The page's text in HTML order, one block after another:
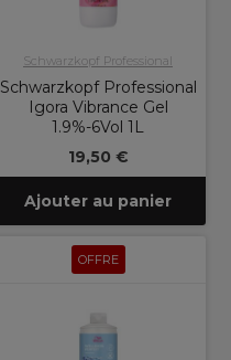
Schwarzkopf Professional
Schwarzkopf Professional
Igora Vibrance Gel
1.9%-6Vol 1L
19,50 €
Ajouter au panier
OFFRE